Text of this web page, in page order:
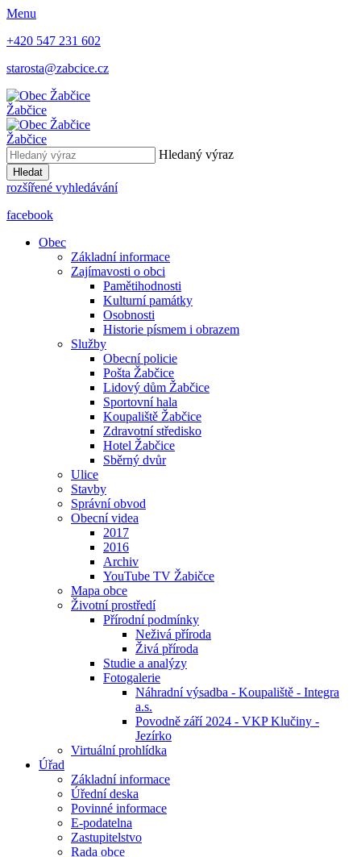
Menu
+420 547 231 602
starosta@zabcice.cz
Žabčice
Žabčice
Hledaný výraz
Hledat
rozšířené vyhledávání
facebook
Obec
Základní informace
Zajímavosti o obci
Pamětihodnosti
Kulturní památky
Osobnosti
Historie písmem i obrazem
Služby
Obecní policie
Pošta Žabčice
Lidový dům Žabčice
Sportovní hala
Koupaliště Žabčice
Zdravotní středisko
Hotel Žabčice
Sběrný dvůr
Ulice
Stavby
Správní obvod
Obecní videa
2017
2016
Archiv
YouTube TV Žabičce
Mapa obce
Životní prostředí
Přírodní podmínky
Neživá příroda
Živá příroda
Studie a analýzy
Fotogalerie
Náhradní výsadba - Koupaliště - Integra
a.s.
Povodně září 2024 - VKP Klučiny -
Jezírko
Virtuální prohlídka
Úřad
Základní informace
Úřední deska
Povinné informace
E-podatelna
Zastupitelstvo
Rada obce